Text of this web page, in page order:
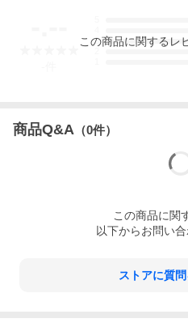
60年代のオープンカラーシャツを
3
この商品に関するレ
商品Q&A （0件）
この商品に関
以下からお問い合
ストアに質